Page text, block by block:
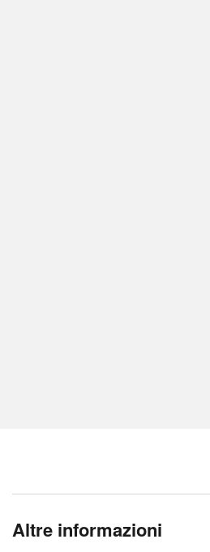
Altre informazioni